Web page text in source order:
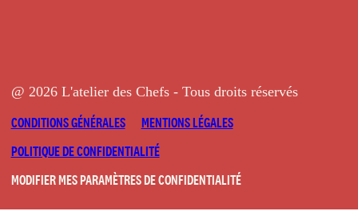
@ 2026 L'atelier des Chefs - Tous droits réservés
CONDITIONS GÉNÉRALES
MENTIONS LÉGALES
POLITIQUE DE CONFIDENTIALITÉ
MODIFIER MES PARAMÈTRES DE CONFIDENTIALITÉ